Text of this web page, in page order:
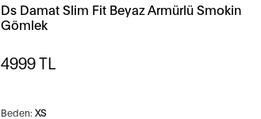
Ds Damat Slim Fit Beyaz Armürlü Smokin
Gömlek
4999TL
Beden: XS